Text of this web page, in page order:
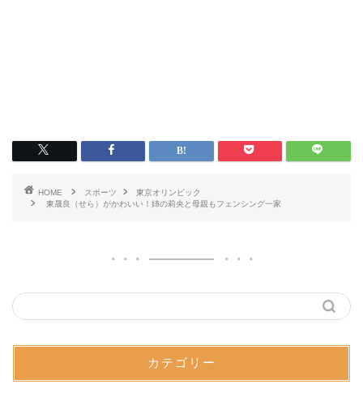
HOME スポーツ
東京オリンピック
東晟良（せら）がかわいい！姉の莉央と母親もフェンシング一家
カテゴリー